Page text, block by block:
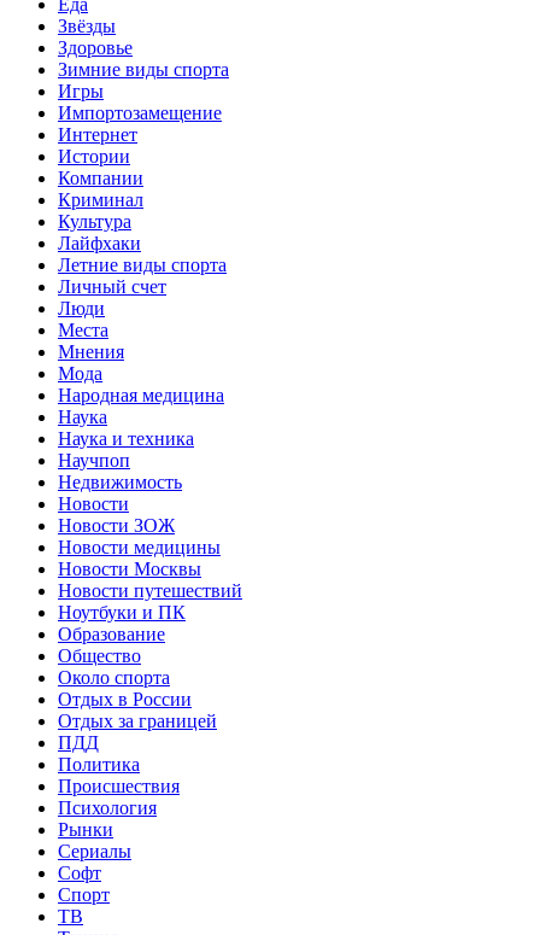
Звёзды
Здоровье
Зимние виды спорта
Игры
Импортозамещение
Интернет
Истории
Компании
Криминал
Культура
Лайфхаки
Летние виды спорта
Личный счет
Люди
Места
Мнения
Мода
Народная медицина
Наука
Наука и техника
Научпоп
Недвижимость
Новости
Новости ЗОЖ
Новости медицины
Новости Москвы
Новости путешествий
Ноутбуки и ПК
Образование
Общество
Около спорта
Отдых в России
Отдых за границей
ПДД
Политика
Происшествия
Психология
Рынки
Сериалы
Софт
Спорт
ТВ